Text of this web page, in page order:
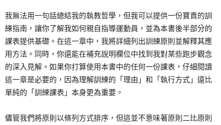
我無法用一句話總結我的執教哲學，但我可以提供一份寶貴的訓
練指南，讓你了解我如何親自指導運動員，並為本書後半部分的
課表提供基礎。在這一章中，我將詳細列出訓練原則並解釋其應
用方法。同時，你還能在補充說明欄位中找到我對某些跑步觀念
的深入見解。如果你打算使用本書中的任何一份課表，仔細閱讀
這一章是必要的，因為理解訓練的「理由」和「執行方式」遠比
單純的「訓練課表」本身更為重要。
儘管我們將原則以條列方式排序，但這並不意味著原則二比原則